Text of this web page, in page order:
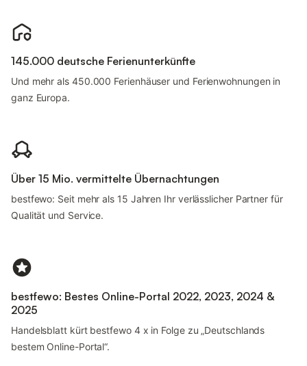
145.000 deutsche Ferienunterkünfte
Und mehr als 450.000 Ferienhäuser und Ferienwohnungen in
ganz Europa.
Über 15 Mio. vermittelte Übernachtungen
bestfewo: Seit mehr als 15 Jahren Ihr verlässlicher Partner für
Qualität und Service.
bestfewo: Bestes Online-Portal 2022, 2023, 2024 &
2025
Handelsblatt kürt bestfewo 4 x in Folge zu „Deutschlands
bestem Online-Portal“.